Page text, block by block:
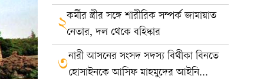
২কর্মীর স্ত্রীর সঙ্গে শারীরিক সম্পর্ক জামায়াত
নেতার, দল থেকে বহিষ্কার
৩নারী আসনের সংসদ সদস্য বিথীকা বিনতে
হোসাইনকে আসিফ মাহমুদের আইনি